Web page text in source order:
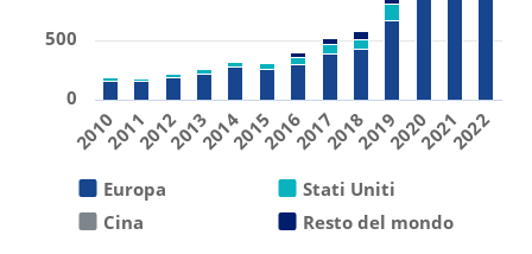
Europa
Stati Uniti
Cina
Resto del mondo
2010201120122013201420152016201720182019202020212022
0
500